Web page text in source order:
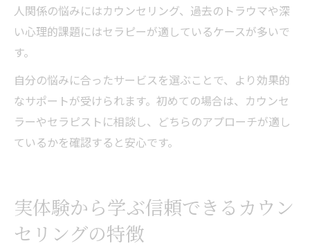
人関係の悩みにはカウンセリング、過去のトラウマや深
い心理的課題にはセラピーが適しているケースが多いで
す。
自分の悩みに合ったサービスを選ぶことで、より効果的
なサポートが受けられます。初めての場合は、カウンセ
ラーやセラピストに相談し、どちらのアプローチが適し
ているかを確認すると安心です。
実体験から学ぶ信頼できるカウン
セリングの特徴